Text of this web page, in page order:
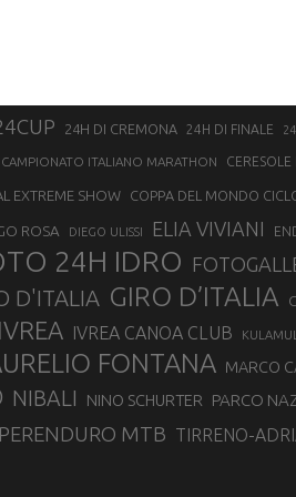
24H DI CREMONA 24H DI FINALE
CAMPIONATO ITALIANO MARATHON CERESOLE
EXTREME SHOW COPPA DEL MONDO
ROSA DIEGO ULISSI ELIA VIVIANI
24H IDRO
D'ITALIA GIRO D’ITALIA
IVREA IVREA CANOA CLUB
FONTANA MARCO
NIBALI NINO SCHURTER PARCO
MTB TIRRENO-